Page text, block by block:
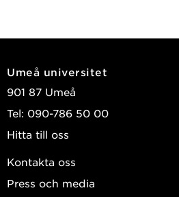
Umeå universitet
901 87 Umeå
Tel: 090-786 50 00
Hitta till oss
Kontakta oss
Press och media